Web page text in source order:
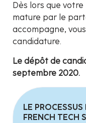
Dès lors que
mature par le
accompagne,
candidature.
Le dépôt de
septembre 2020.
LE
FRENCH TECH